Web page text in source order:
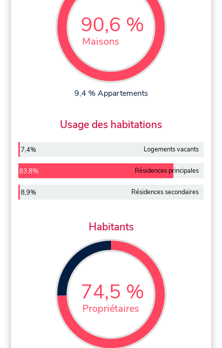
90,6 %
Maisons
9,4 % Appartements
Usage des habitations
7,4% Logements vacants
83,8% Résidences principales
8,9% Résidences secondaires
Habitants
74,5 %
Propriétaires